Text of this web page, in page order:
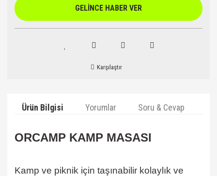
GELİNCE HABER VER
Karşılaştır
Ürün Bilgisi Yorumlar Soru & Cevap
ORCAMP KAMP MASASI
Kamp ve piknik için taşınabilir kolaylık ve